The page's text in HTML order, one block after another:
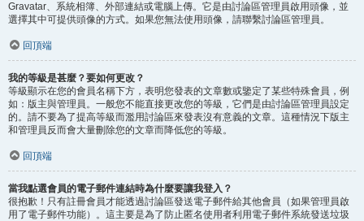
Gravatar、系統相簿、外部連結或電腦上傳。它是由討論區管理員啟用頭像，並
選擇其中可提供頭像的方式。如果您無法使用頭像，請聯繫討論區管理員。
回頂端
我的等級是甚麼？要如何更改？
等級顯示在您的會員名稱下方，表明您發表的文章數或鑒定了某些特殊會員，例
如：版主與管理員。一般您不能直接更改您的等級，它們是由討論區管理員設定
的。請不要為了提高等級而濫用討論區來發表沒有意義的文章。這種情況下版主
和管理員反而會大量刪除您的文章而降低您的等級。
回頂端
當我點選會員的電子郵件連結時為什麼要讓我登入？
很抱歉！只有註冊會員才能透過討論區發送電子郵件給其他會員（如果管理員啟
用了電子郵件功能）。這主要是為了防止匿名使用者利用電子郵件系統發送垃圾